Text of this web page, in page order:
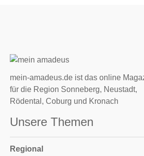
mein-amadeus.de ist das online
für die Region Sonneberg, Neustadt,
Rödental, Coburg und Kronach
Unsere Themen
Regional